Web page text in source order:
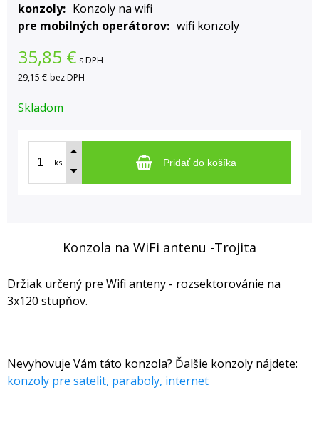
konzoly
Konzoly na wifi
pre mobilných operátorov
wifi konzoly
35,85 € s DPH
29,15 € bez DPH
Skladom
ks Pridať do košíka
Konzola na WiFi antenu -Trojita
Držiak určený pre Wifi anteny - rozsektorovánie na
3x120 stupňov.
Nevyhovuje Vám táto konzola? Ďalšie konzoly nájdete:
konzoly pre satelit, paraboly, internet